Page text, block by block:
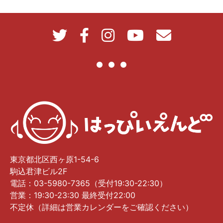
東京都北区西ヶ原1-54-6
駒込君津ビル2F
電話：03-5980-7365（受付19:30-22:30）
営業：19:30-23:30 最終受付22:00
不定休（詳細は営業カレンダーをご確認ください）